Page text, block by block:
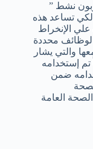
نشط ”
تساعد هذه
الإنخراط
لوظائف محددة
والتي يشار
تم إستخدامه
ضمن
العامة